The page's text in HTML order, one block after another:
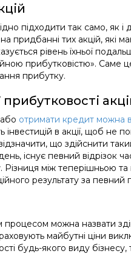
підходити так само, як і
придбанні тих акцій, які
рівень їхньої
прибутковістю». Саме
прибутку.
отримати кредит можна
в акції, щоб не
що здійснити
існує певний відрізок
Різниця між теперішньою
результату за певний
можна назвати
майбутні ціни
будь-якого виду